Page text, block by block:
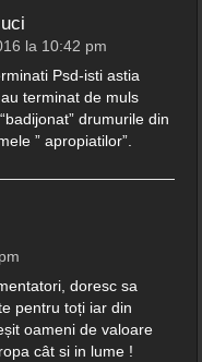
la 10:42 pm
Psd-isti astia
terminat de muls
drumurile din
” apropiatilor”.
doresc sa
pentru toți iar din
oameni de valoare
cât si in lume !